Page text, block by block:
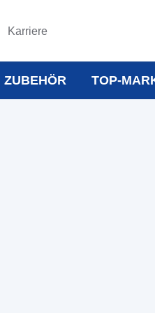
Karriere
ZUBEHÖR TOP-